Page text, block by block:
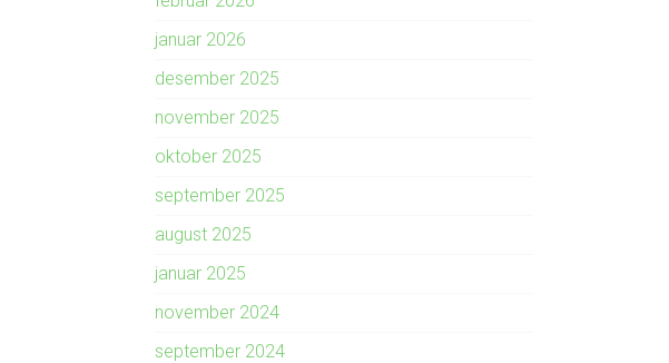
januar 2026
desember 2025
november 2025
oktober 2025
september 2025
august 2025
januar 2025
november 2024
september 2024